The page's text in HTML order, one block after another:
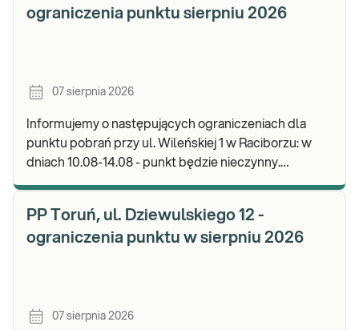
ograniczenia punktu sierpniu 2026
07 sierpnia 2026
Informujemy o następujących ograniczeniach dla
punktu pobrań przy ul. Wileńskiej 1 w Raciborzu: w
dniach 10.08-14.08 - punkt będzie nieczynny.
PP Toruń, ul. Dziewulskiego 12 -
ograniczenia punktu w sierpniu 2026
07 sierpnia 2026